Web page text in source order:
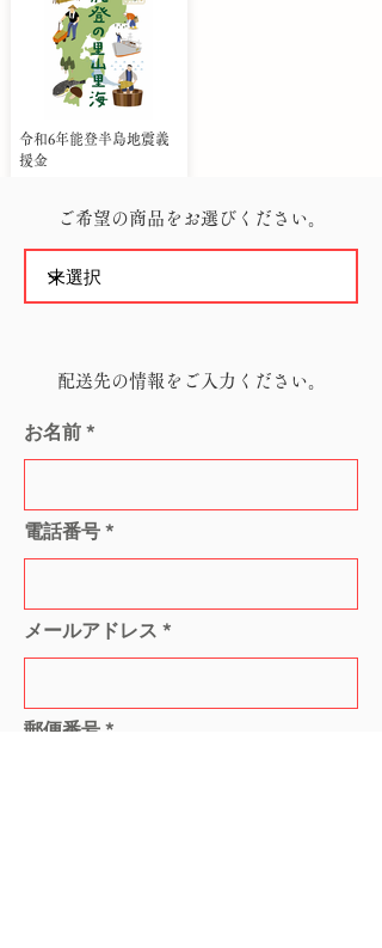
令和6年能登半島地震義
援金
ご希望の商品をお選びください。
配送先の情報をご入力ください。
お名前
電話番号
メールアドレス
郵便番号